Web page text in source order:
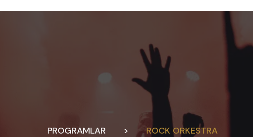
PROGRAMLAR > ROCK ORKESTRA